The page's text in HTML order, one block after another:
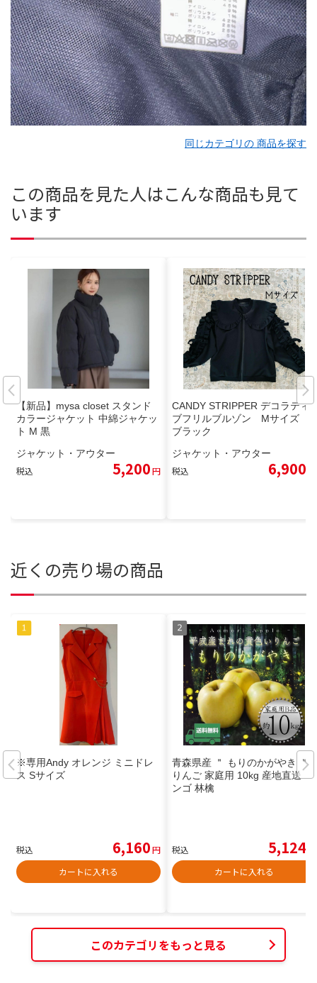
同じカテゴリの 商品を探す
この商品を見た人はこんな商品も見て
います
【新品】mysa closet スタンド
カラージャケット 中綿ジャケッ
ト M 黒
ジャケット・アウター
税込 5,200円
CANDY STRIPPER デコラティ
ブフリルブルゾン Mサイズ
ブラック
ジャケット・アウター
税込 6,900
近くの売り場の商品
※専用Andy オレンジ ミニドレ
ス Sサイズ
税込 6,160円
カートに入れる
青森県産 ＂ もりのかがやき ＂
りんご 家庭用 10kg 産地直送 リ
ンゴ 林檎
税込 5,124
カートに入れる
このカテゴリをもっと見る